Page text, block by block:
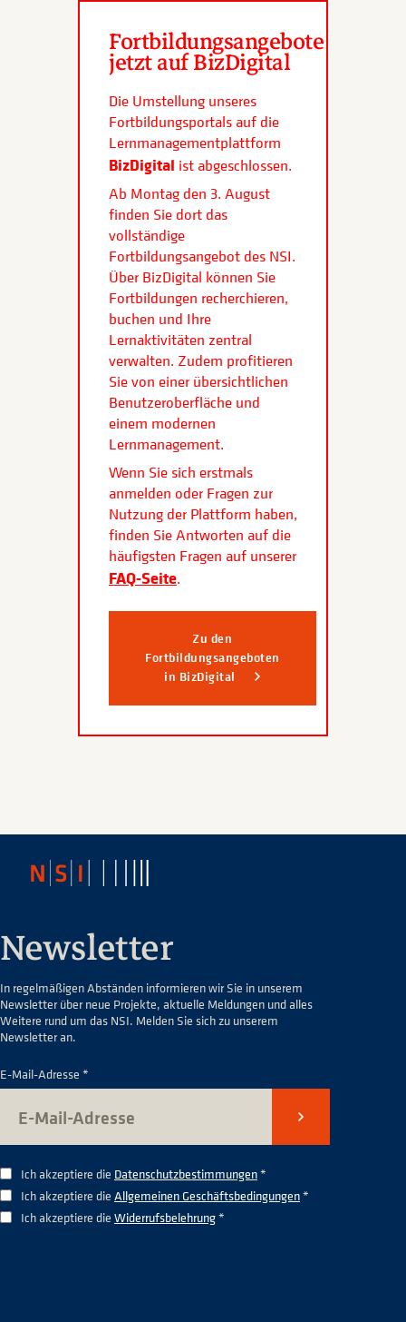
Fortbildungsangebote
jetzt auf BizDigital
Die Umstellung unseres
Fortbildungsportals auf die
Lernmanagementplattform
BizDigital ist abgeschlossen.
Ab Montag den 3. August
finden Sie dort das
vollständige
Fortbildungsangebot des NSI.
Über BizDigital können Sie
Fortbildungen recherchieren,
buchen und Ihre
Lernaktivitäten zentral
verwalten. Zudem profitieren
Sie von einer übersichtlichen
Benutzeroberfläche und
einem modernen
Lernmanagement.
Wenn Sie sich erstmals
anmelden oder Fragen zur
Nutzung der Plattform haben,
finden Sie Antworten auf die
häufigsten Fragen auf unserer
FAQ-Seite.
Zu den
Fortbildungsangeboten
in BizDigital
Newsletter
In regelmäßigen Abständen informieren wir Sie in unserem
Newsletter über neue Projekte, aktuelle Meldungen und alles
Weitere rund um das NSI. Melden Sie sich zu unserem
Newsletter an.
E-Mail-Adresse *
Senden
Ich akzeptiere die Datenschutzbestimmungen*
Ich akzeptiere die Allgemeinen Geschäftsbedingungen*
Ich akzeptiere die Widerrufsbelehrung*